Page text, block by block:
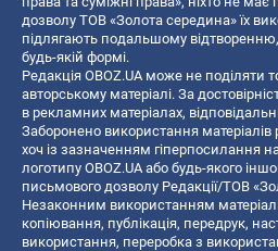
дозволу ТОВ «Золота середина» їх
підлягають подальшому
будь-якій формі.
Редакція OBOZ.UA може не поділяти
авторському матеріалі. За
в рекламних матеріалах,
Заборонено використання
хоч із зазначенням гіперпосилання
логотипу OBOZ.UA або будь-якого
письмового дозволу Редакції/ТОВ
Незаконним використанням
копiювання, публiкацiя, передрук,
використання, переробка з